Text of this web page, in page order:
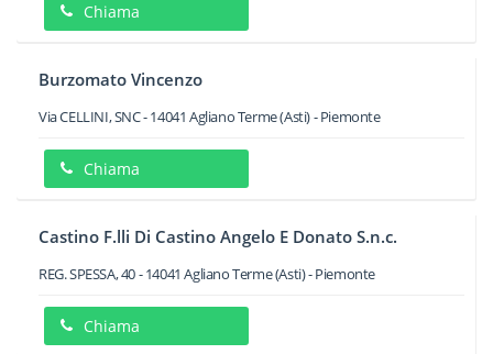
Chiama
Burzomato Vincenzo
Via CELLINI, SNC-14041 Agliano Terme(Asti) -Piemonte
Chiama
Castino F.lli Di Castino Angelo E Donato S.n.c.
REG. SPESSA, 40-14041 Agliano Terme(Asti) -Piemonte
Chiama